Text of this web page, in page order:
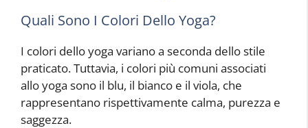
Quali Sono I Colori Dello Yoga?
I colori dello yoga variano a seconda dello stile
praticato. Tuttavia, i colori più comuni associati
allo yoga sono il blu, il bianco e il viola, che
rappresentano rispettivamente calma, purezza e
saggezza.